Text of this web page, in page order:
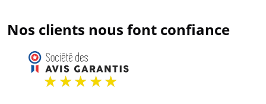
Nos clients nous font confiance